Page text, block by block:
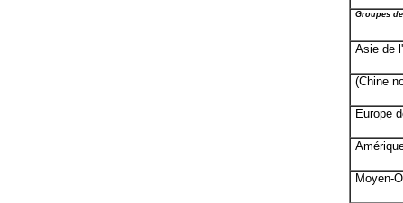
Groupes
Asie de
(Chine
Europe
Moyen-